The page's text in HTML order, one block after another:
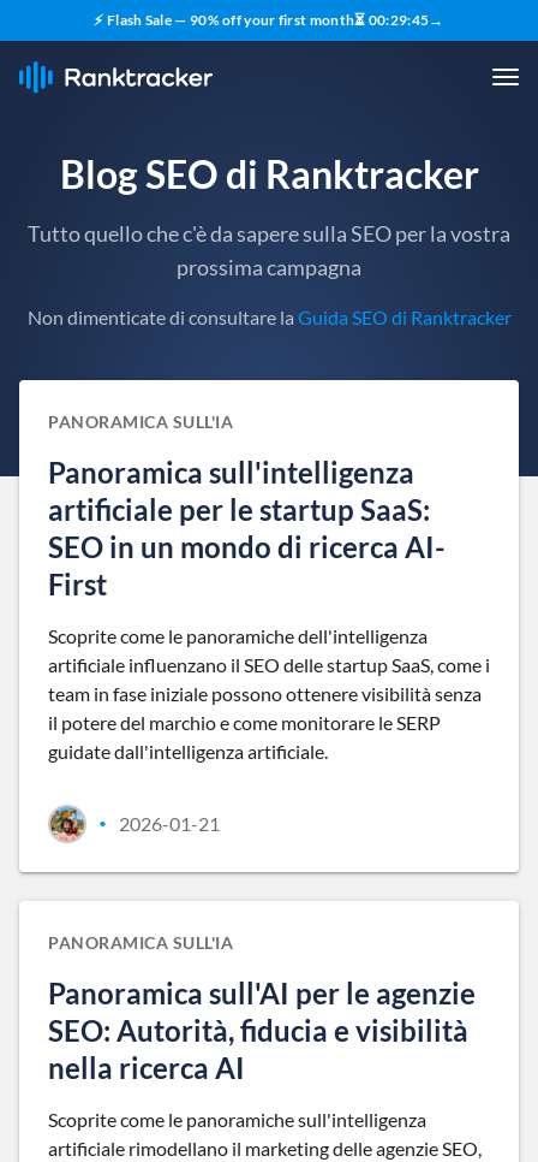
⚡ Flash Sale — 90% off your first month⏳ 00:29:44→
Blog SEO di Ranktracker
Tutto quello che c'è da sapere sulla SEO per la vostra
prossima campagna
Non dimenticate di consultare la Guida SEO di Ranktracker
PANORAMICA SULL'IA
Panoramica sull'intelligenza
artificiale per le startup SaaS:
SEO in un mondo di ricerca AI-
First
Scoprite come le panoramiche dell'intelligenza
artificiale influenzano il SEO delle startup SaaS, come i
team in fase iniziale possono ottenere visibilità senza
il potere del marchio e come monitorare le SERP
guidate dall'intelligenza artificiale.
• 2026-01-21
PANORAMICA SULL'IA
Panoramica sull'AI per le agenzie
SEO: Autorità, fiducia e visibilità
nella ricerca AI
Scoprite come le panoramiche sull'intelligenza
artificiale rimodellano il marketing delle agenzie SEO,